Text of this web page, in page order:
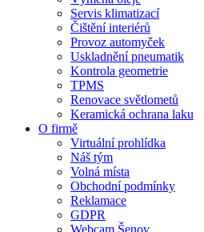
Servis klimatizací
Čištění interiérů
Provoz automyček
Uskladnění pneumatik
Kontrola geometrie
TPMS
Renovace světlometů
Keramická ochrana laku
O firmě
Virtuální prohlídka
Náš tým
Volná místa
Obchodní podmínky
Reklamace
GDPR
Webcam Šenov